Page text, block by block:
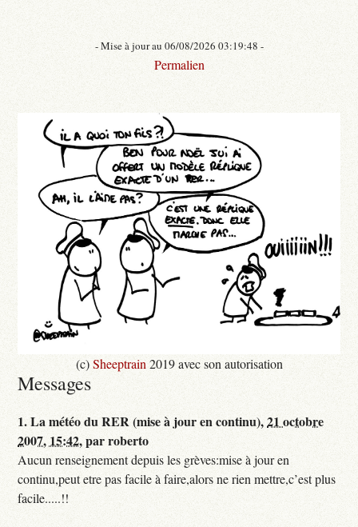
- Mise à jour au 06/08/2026 03:19:48 -
Permalien
(c)Sheeptrain 2019 avec son autorisation
Messages
1.La météo du RER (mise à jour en continu),21 octobre
2007, 15:42,parroberto
Aucun renseignement depuis les grèves:mise à jour en
continu,peut etre pas facile à faire,alors ne rien mettre,c’est plus
facile.....!!